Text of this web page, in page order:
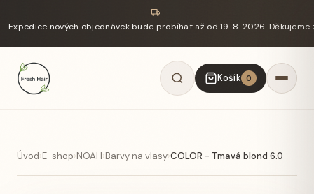
Expedice nových objednávek bude probíhat až od 19. 8. 2026. Děkujeme
Košík 0
Úvod›E-shop›NOAH›Barvy na vlasy›COLOR - Tmavá blond 6.0